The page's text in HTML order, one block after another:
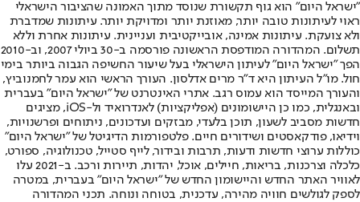
"ישראל היום" הוא גוף תקשורת שנוסד מתוך האמונה שהציבור הישראלי
ראוי לעיתונות טובה יותר, מאוזנת יותר ומדויקת יותר. עיתונות שמדברת
ולא צועקת. עיתונות אמינה, אובייקטיבית ועניינית. עיתונות אחרת וללא
תשלום. המהדורה המודפסת הראשונה פורסמה ב-30 ביולי 2007, וב-2010
הפך "ישראל היום" לעיתון הישראלי בעל שיעור החשיפה הגבוה ביותר בימי
חול. מו"ל העיתון היא ד"ר מרים אדלסון. העורך הראשי הוא עמר לחמנוביץ,
והעורך המייסד הוא עמוס רגב. אתרי האינטרנט של "ישראל היום" בעברית
ובאנגלית, כמו כן היישומונים (אפליקציות) לאנדרואיד ול-iOS, מציגים
חדשות מסביב לשעון, תוכן בלעדי, מבזקים ועדכונים, ניתוחים ופרשנויות,
וידיאו, פודקאסטים ושידורים חיים. פלטפורמות הדיגיטל של "ישראל היום"
כוללות ערוצי חדשות ודעות, תרבות ובידור, לייף סטייל, טכנולוגיה, ספורט,
כלכלה וצרכנות, בריאות, חיילים, אוכל, יהדות, תיירות ורכב. ב-2021 עלו
לאוויר האתר החדש והיישומון החדש של "ישראל היום" בעברית, במטרה
לספק לגולשים חוויה מהירה, עדכנית, בטוחה ונוחה. תכני המהדורה